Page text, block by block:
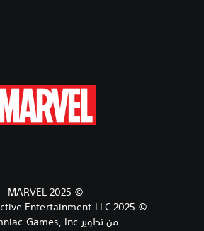
© 2025 MARVEL
© 2025 Sony Interactive Entertainment LLC.
من تطوير Insomniac Games, Inc.